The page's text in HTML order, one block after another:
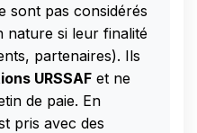
sont pas considérés
nature si leur finalité
partenaires). Ils
URSSAF et ne
de paie. En
pris avec des